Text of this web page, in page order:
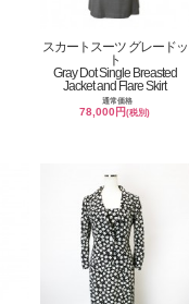
スカートスーツ グレードッ
ト
Gray Dot Single Breasted
Jacket and Flare Skirt
通常価格
78,000円(税別)